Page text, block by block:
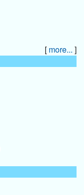
[ more... ]